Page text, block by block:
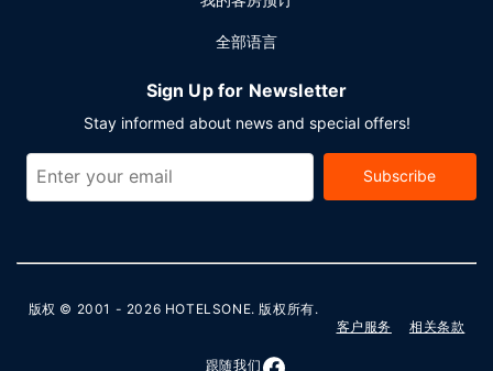
全部语言
Sign Up for Newsletter
Stay informed about news and special offers!
Subscribe
版权 © 2001 - 2026 HOTELSONE. 版权所有.
客户服务
相关条款
跟随我们